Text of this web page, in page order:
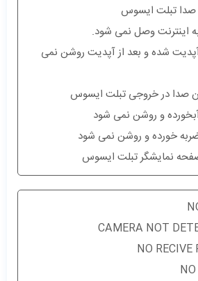
تبلت ایسوس
اینترنت وصل نمی شود.
شده و بعد از آپدیت روشن نمی
در خروجی تبلت ایسوس
و روشن نمی شود
خورده و روشن نمی شود
نمایشگر تبلت ایسوس